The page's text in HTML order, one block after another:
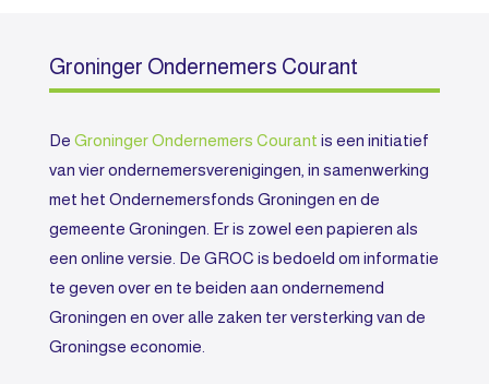
Groninger Ondernemers Courant
De Groninger Ondernemers Courant is een initiatief
van vier ondernemersverenigingen, in samenwerking
met het Ondernemersfonds Groningen en de
gemeente Groningen. Er is zowel een papieren als
een online versie. De GROC is bedoeld om informatie
te geven over en te beiden aan ondernemend
Groningen en over alle zaken ter versterking van de
Groningse economie.